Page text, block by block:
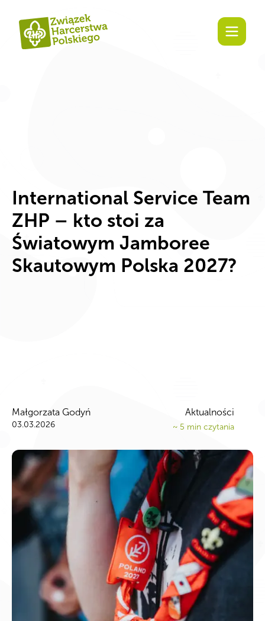
International Service Team
ZHP – kto stoi za
Światowym Jamboree
Skautowym Polska 2027?
Małgorzata Godyń
03.03.2026
Aktualności
~ 5 min czytania